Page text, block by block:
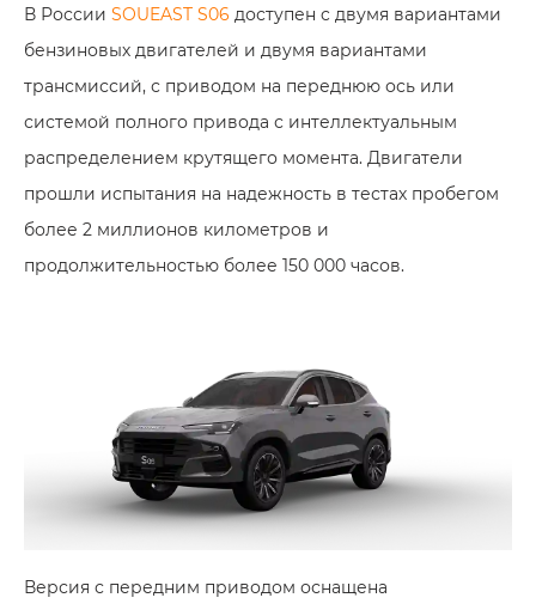
В России SOUEAST S06 доступен c двумя вариантами
бензиновых двигателей и двумя вариантами
трансмиссий, с приводом на переднюю ось или
системой полного привода с интеллектуальным
распределением крутящего момента. Двигатели
прошли испытания на надежность в тестах пробегом
более 2 миллионов километров и
продолжительностью более 150 000 часов.
Версия с передним приводом оснащена